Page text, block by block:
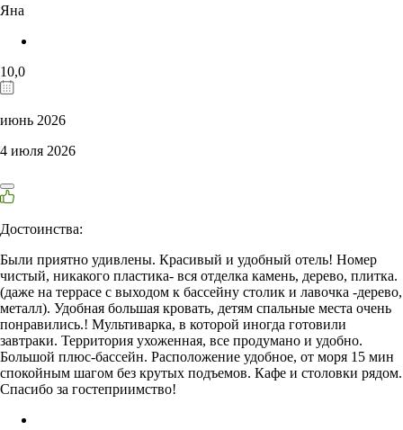
Яна
10,0
июнь 2026
4 июля 2026
Достоинства:
Были приятно удивлены. Красивый и удобный отель! Номер
чистый, никакого пластика- вся отделка камень, дерево, плитка.
(даже на террасе с выходом к бассейну столик и лавочка -дерево,
металл). Удобная большая кровать, детям спальные места очень
понравились.! Мультиварка, в которой иногда готовили
завтраки. Территория ухоженная, все продумано и удобно.
Большой плюс-бассейн. Расположение удобное, от моря 15 мин
спокойным шагом без крутых подъемов. Кафе и столовки рядом.
Спасибо за гостеприимство!